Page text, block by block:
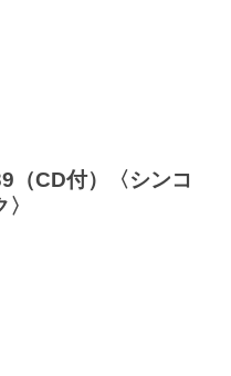
（CD付）〈シンコ